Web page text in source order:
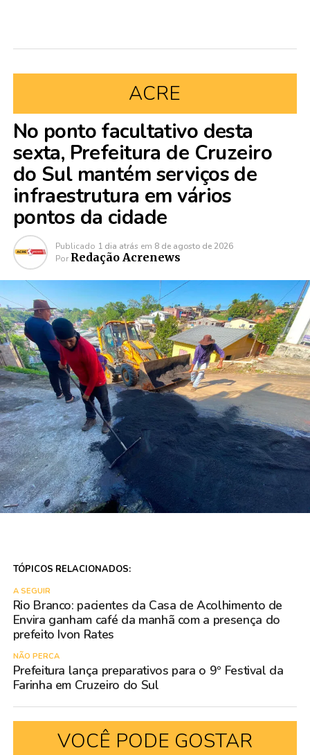
ACRE
No ponto facultativo desta
sexta, Prefeitura de Cruzeiro
do Sul mantém serviços de
infraestrutura em vários
pontos da cidade
Publicado 1 dia atrás em 8 de agosto de 2026
Por Redação Acrenews
TÓPICOS RELACIONADOS:
A SEGUIR
Rio Branco: pacientes da Casa de Acolhimento de
Envira ganham café da manhã com a presença do
prefeito Ivon Rates
NÃO PERCA
Prefeitura lança preparativos para o 9º Festival da
Farinha em Cruzeiro do Sul
VOCÊ PODE GOSTAR